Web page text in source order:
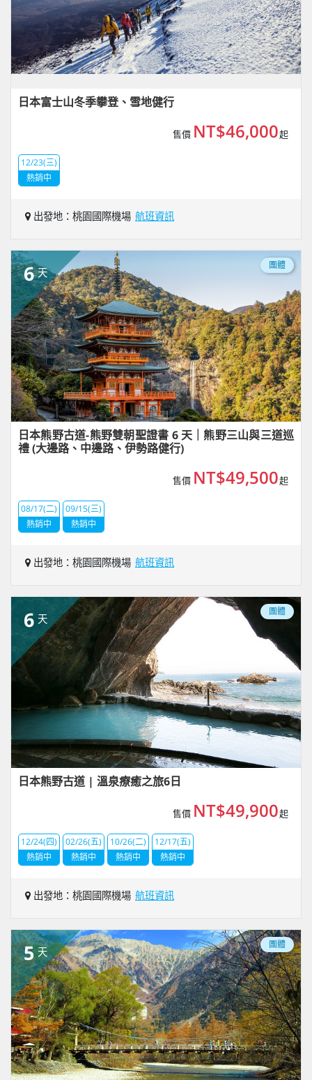
日本富士山冬季攀登、雪地健行
售價 NT$46,000起
12/23(三)
熱銷中
出發地：桃園國際機場 航班資訊
6 天
團體
日本熊野古道-熊野雙朝聖證書 6 天｜熊野三山與三道巡
禮 (大邊路、中邊路、伊勢路健行)
售價 NT$49,500起
08/17(二)
熱銷中
09/15(三)
熱銷中
出發地：桃園國際機場 航班資訊
6 天
團體
日本熊野古道 | 溫泉療癒之旅6日
售價 NT$49,900起
12/24(四)
熱銷中
02/26(五)
熱銷中
10/26(二)
熱銷中
12/17(五)
熱銷中
出發地：桃園國際機場 航班資訊
5 天
團體